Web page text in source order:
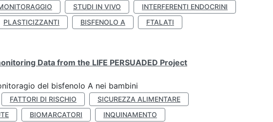
STUDI IN VIVO
INTERFERENTI ENDOCRINI
PLASTICIZZANTI BISFENOLO A
FTALATI
Data from the LIFE PERSUADED Project
del bisfenolo A nei bambini
FATTORI DI RISCHIO
SICUREZZA ALIMENTARE
BIOMARCATORI
INQUINAMENTO